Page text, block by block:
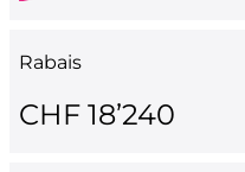
Rabais
CHF 18’240